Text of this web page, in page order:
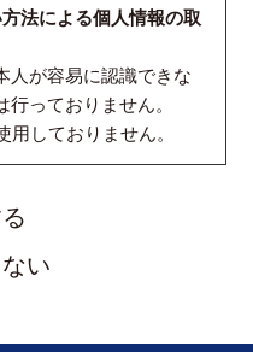
法による個人情報の取
人が容易に認識できな
っておりません。
用しておりません。
い